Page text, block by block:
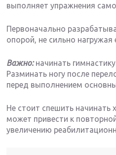
выполняет упражнения
Первоначально
опорой, не сильно нагружая
Важно:начинать
Разминать ногу после
перед выполнением
Не стоит спешить начинать
может привести к
увеличению